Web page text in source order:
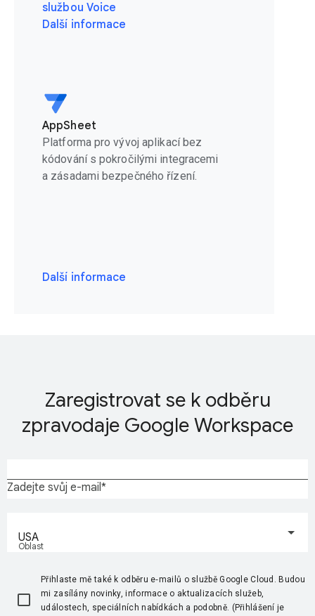
službou Voice
Další informace
AppSheet
Platforma pro vývoj aplikací bez
kódování s pokročilými integracemi
a zásadami bezpečného řízení.
Další informace
Zaregistrovat se k odběru
zpravodaje Google Workspace
Zadejte svůj e-mail
Oblast
USA
Přihlaste mě také k odběru e‑mailů o službě Google Cloud. Budou
mi zasílány novinky, informace o aktualizacích služeb,
událostech, speciálních nabídkách a podobně. (Přihlášení je